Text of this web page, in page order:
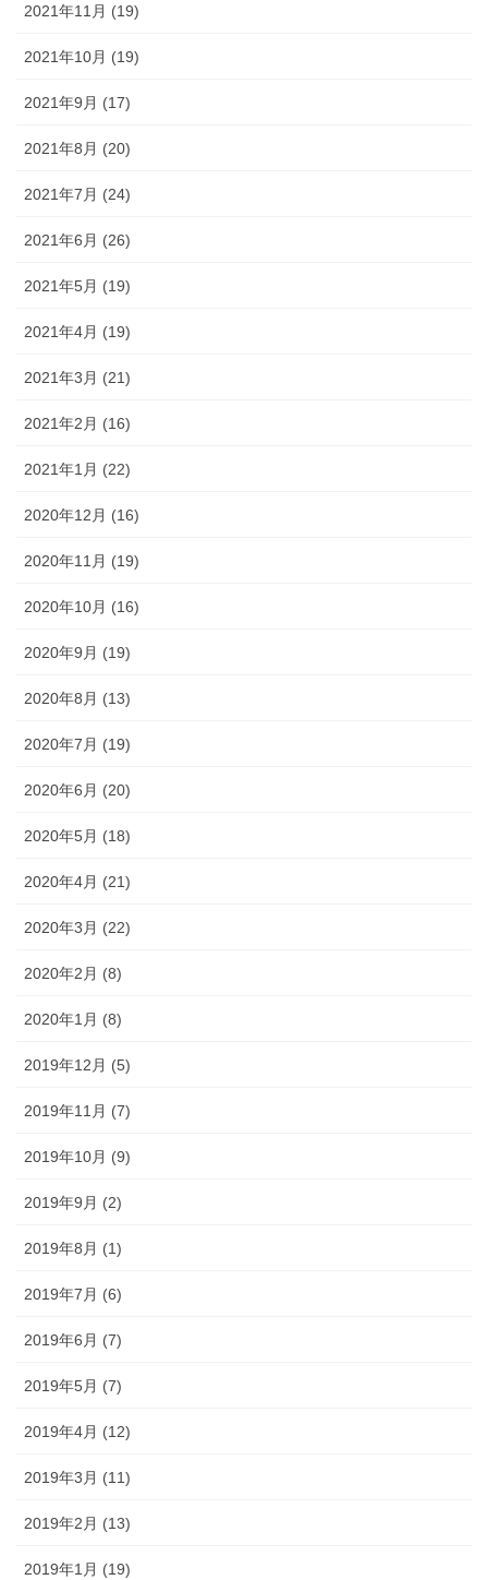
2021年11月 (19)
2021年10月 (19)
2021年9月 (17)
2021年8月 (20)
2021年7月 (24)
2021年6月 (26)
2021年5月 (19)
2021年4月 (19)
2021年3月 (21)
2021年2月 (16)
2021年1月 (22)
2020年12月 (16)
2020年11月 (19)
2020年10月 (16)
2020年9月 (19)
2020年8月 (13)
2020年7月 (19)
2020年6月 (20)
2020年5月 (18)
2020年4月 (21)
2020年3月 (22)
2020年2月 (8)
2020年1月 (8)
2019年12月 (5)
2019年11月 (7)
2019年10月 (9)
2019年9月 (2)
2019年8月 (1)
2019年7月 (6)
2019年6月 (7)
2019年5月 (7)
2019年4月 (12)
2019年3月 (11)
2019年2月 (13)
2019年1月 (19)